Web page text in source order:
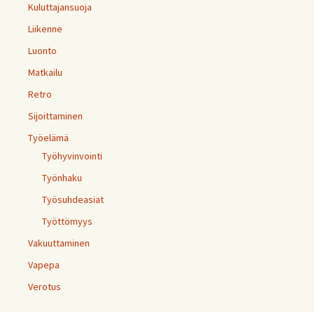
Kuluttajansuoja
Liikenne
Luonto
Matkailu
Retro
Sijoittaminen
Työelämä
Työhyvinvointi
Työnhaku
Työsuhdeasiat
Työttömyys
Vakuuttaminen
Vapepa
Verotus